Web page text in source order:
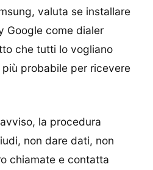
valuta se installare
Google come dialer
che tutti lo vogliano
probabile per ricevere
la procedura
non dare dati, non
chiamate e contatta